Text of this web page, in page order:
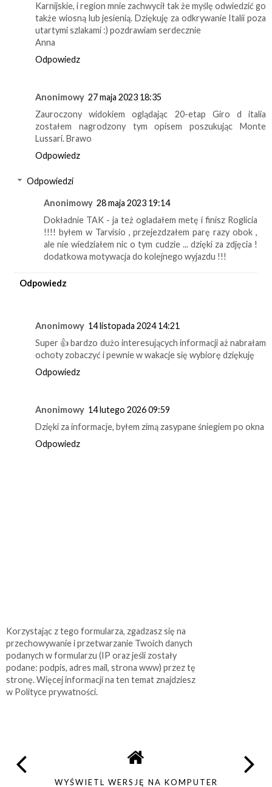
Karnijskie, i region mnie zachwycił tak że myślę odwiedzić go
także wiosną lub jesienią. Dziękuję za odkrywanie Italii poza
utartymi szlakami :) pozdrawiam serdecznie
Anna
Odpowiedz
Anonimowy 27 maja 2023 18:35
Zauroczony widokiem oglądając 20-etap Giro d italia
zostałem nagrodzony tym opisem poszukując Monte
Lussari. Brawo
Odpowiedz
Odpowiedzi
Anonimowy 28 maja 2023 19:14
Dokładnie TAK - ja też ogladałem metę i finisz Roglicia
!!!! byłem w Tarvisio , przejezdzałem parę razy obok ,
ale nie wiedziałem nic o tym cudzie ... dzięki za zdjęcia !
dodatkowa motywacja do kolejnego wyjazdu !!!
Odpowiedz
Anonimowy 14 listopada 2024 14:21
Super 👍 bardzo dużo interesujących informacji aż nabrałam
ochoty zobaczyć i pewnie w wakacje się wybiorę dziękuję
Odpowiedz
Anonimowy 14 lutego 2026 09:59
Dzięki za informacje, byłem zimą zasypane śniegiem po okna
Odpowiedz
Korzystając z tego formularza, zgadzasz się na
przechowywanie i przetwarzanie Twoich danych
podanych w formularzu (IP oraz jeśli zostały
podane: podpis, adres mail, strona www) przez tę
stronę. Więcej informacji na ten temat znajdziesz
w Polityce prywatności.
WYŚWIETL WERSJĘ NA KOMPUTER